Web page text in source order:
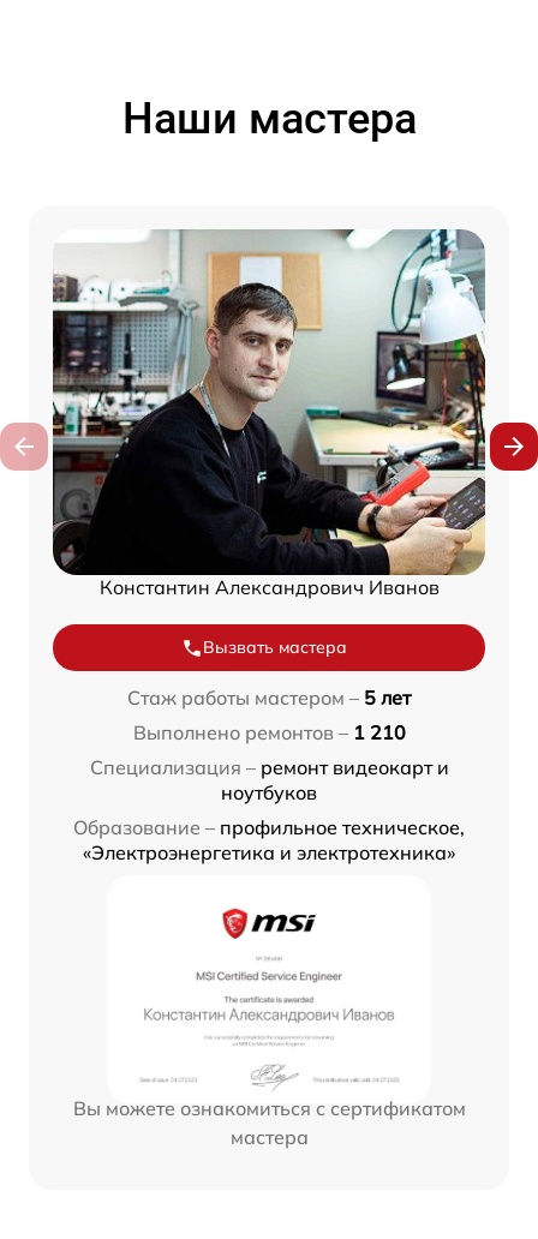
Наши мастера
Константин Александрович Иванов
Вызвать мастера
Стаж работы мастером – 5 лет
Выполнено ремонтов – 1 210
Специализация – ремонт видеокарт и
ноутбуков
Образование – профильное техническое,
«Электроэнергетика и электротехника»
Вы можете ознакомиться с сертификатом
мастера